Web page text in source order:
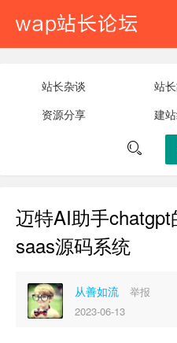
站长杂谈 站
资源分享
建

迈特AI助手
saas源码系统
从善如流
举报
2023-06-13